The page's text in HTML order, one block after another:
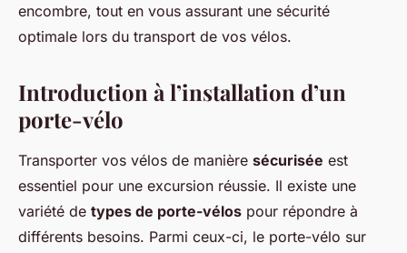
encombre, tout en vous assurant une sécurité
optimale lors du transport de vos vélos.
Introduction à l’installation d’un
porte-vélo
Transporter vos vélos de manière sécurisée est
essentiel pour une excursion réussie. Il existe une
variété de types de porte-vélos pour répondre à
différents besoins. Parmi ceux-ci, le porte-vélo sur